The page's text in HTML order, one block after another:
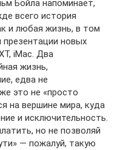
Бойла напоминает,
всего история
и любая жизнь, в том
презентации новых
iMac. Два
жизнь,
едва не
это не «просто
на вершине мира, куда
и исключительность.
но не позволяй
— пожалуй, такую